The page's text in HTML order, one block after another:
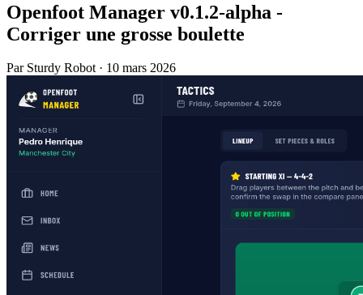
Openfoot Manager v0.1.2-alpha -
Corriger une grosse boulette
Par Sturdy Robot · 10 mars 2026